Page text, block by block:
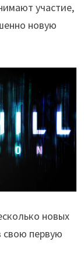
участие,
новую
новых
свою первую